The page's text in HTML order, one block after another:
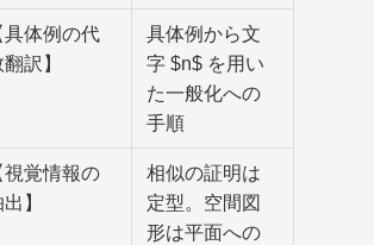
具体例の代
訳】
具体例から文
字 $n$ を用い
た一般化への
手順
視覚情報の
】
相似の証明は
定型。空間図
形は平面への